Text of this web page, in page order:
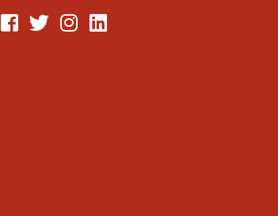
Seguici su Facebook
Seguici su Twitter
Seguici su Instagram
Seguici su LinkeIn